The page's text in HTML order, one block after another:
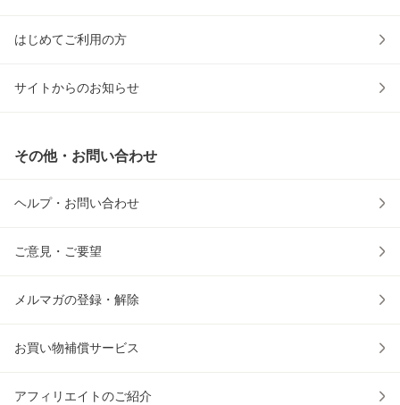
はじめてご利用の方
サイトからのお知らせ
その他・お問い合わせ
ヘルプ・お問い合わせ
ご意見・ご要望
メルマガの登録・解除
お買い物補償サービス
アフィリエイトのご紹介